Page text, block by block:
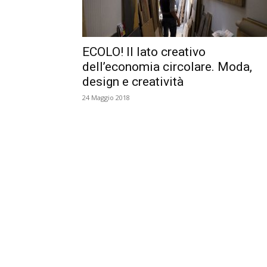
ECOLO! Il lato creativo
dell’economia circolare. Moda,
design e creatività
24 Maggio 2018